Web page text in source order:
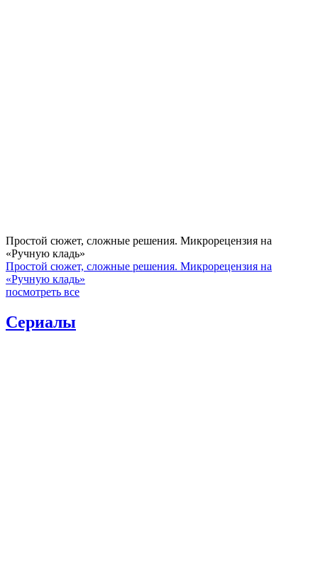
Простой сюжет, сложные решения. Микрорецензия на
«Ручную кладь»
Простой сюжет, сложные решения. Микрорецензия на
«Ручную кладь»
посмотреть все
Сериалы